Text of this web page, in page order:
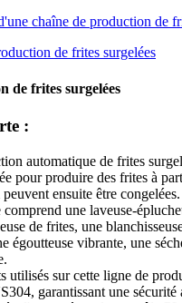
de frites surgelées
:
automatique de frites
pour produire des frites à
ensuite être
une laveuse-
de frites, une
égoutteuse vibrante, une
utilisés sur cette ligne de
garantissant une sécurité